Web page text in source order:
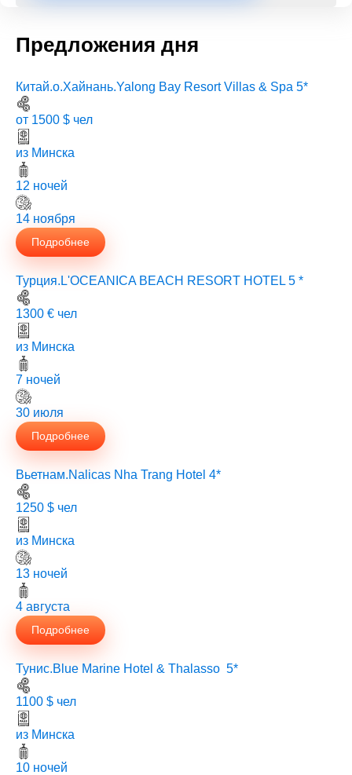
Предложения дня
Китай.о.Хайнань.Yalong Bay Resort Villas & Spa 5*
от 1500 $ чел
из Минска
12 ночей
14 ноября
Подробнее
Турция.L'OCEANICA BEACH RESORT HOTEL 5 *
1300 € чел
из Минска
7 ночей
30 июля
Подробнее
Вьетнам.Nalicas Nha Trang Hotel 4*
1250 $ чел
из Минска
13 ночей
4 августа
Подробнее
Тунис.Blue Marine Hotel & Thalasso 5*
1100 $ чел
из Минска